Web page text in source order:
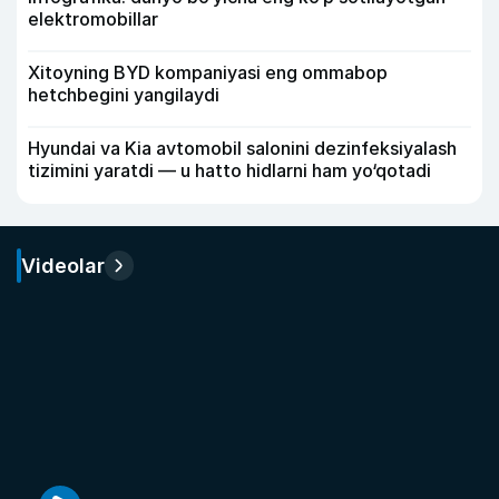
elektromobillar
Xitoyning BYD kompaniyasi eng ommabop
hetchbegini yangilaydi
Hyundai va Kia avtomobil salonini dezinfeksiyalash
tizimini yaratdi — u hatto hidlarni ham yo‘qotadi
Videolar